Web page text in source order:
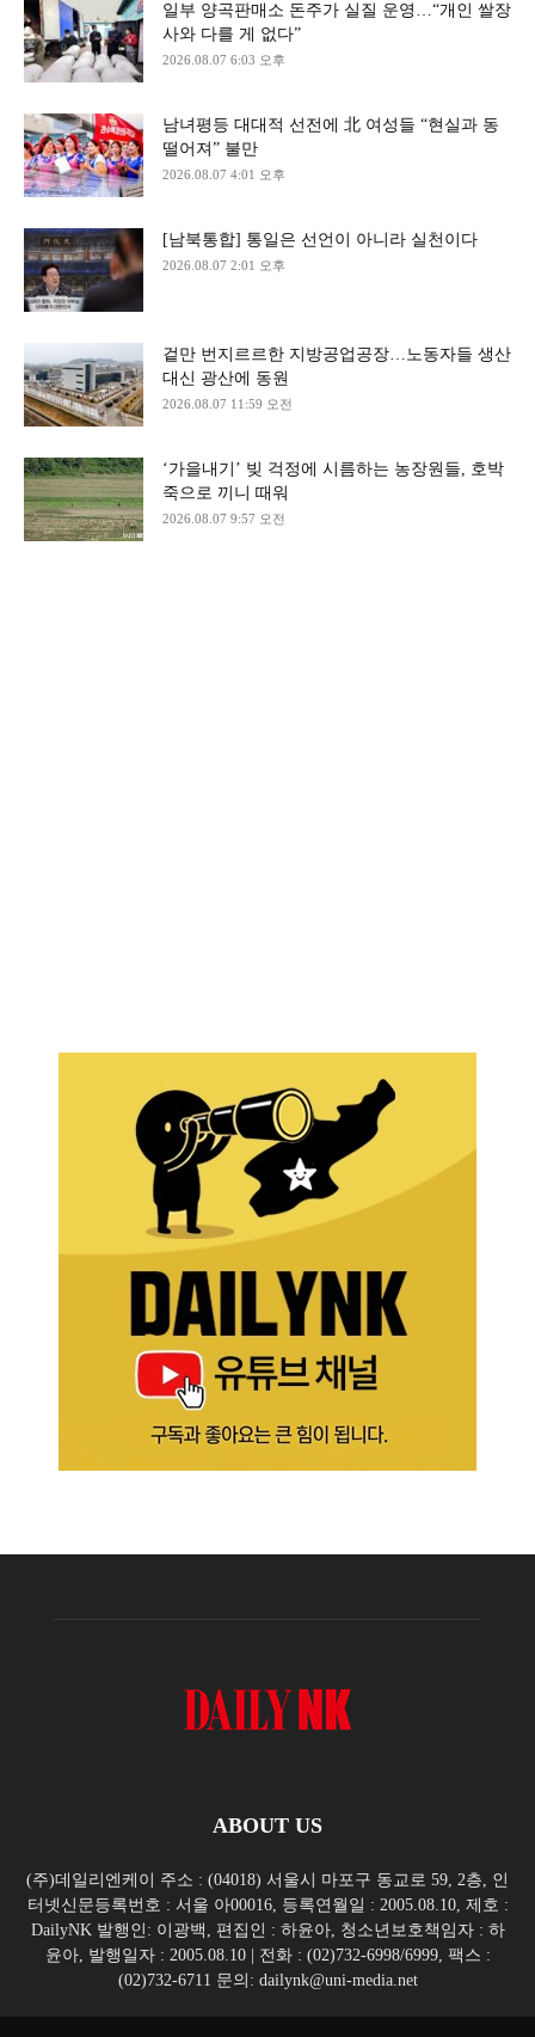
일부 양곡판매소 돈주가 실질 운영…“개인 쌀장
사와 다를 게 없다”
2026.08.07 6:03 오후
남녀평등 대대적 선전에 北 여성들 “현실과 동
떨어져” 불만
2026.08.07 4:01 오후
[남북통합] 통일은 선언이 아니라 실천이다
2026.08.07 2:01 오후
겉만 번지르르한 지방공업공장…노동자들 생산
대신 광산에 동원
2026.08.07 11:59 오전
‘가을내기’ 빚 걱정에 시름하는 농장원들, 호박
죽으로 끼니 때워
2026.08.07 9:57 오전
ABOUT US
(주)데일리엔케이 주소 : (04018) 서울시 마포구 동교로 59, 2층, 인
터넷신문등록번호 : 서울 아00016, 등록연월일 : 2005.08.10, 제호 :
DailyNK 발행인: 이광백, 편집인 : 하윤아, 청소년보호책임자 : 하
윤아, 발행일자 : 2005.08.10 | 전화 : (02)732-6998/6999, 팩스 :
(02)732-6711 문의: dailynk@uni-media.net